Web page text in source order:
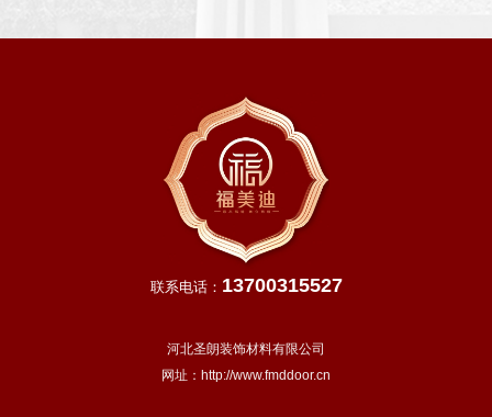
联系电话： 13700315527
河北圣朗装饰材料有限公司
网址： http://www.fmddoor.cn